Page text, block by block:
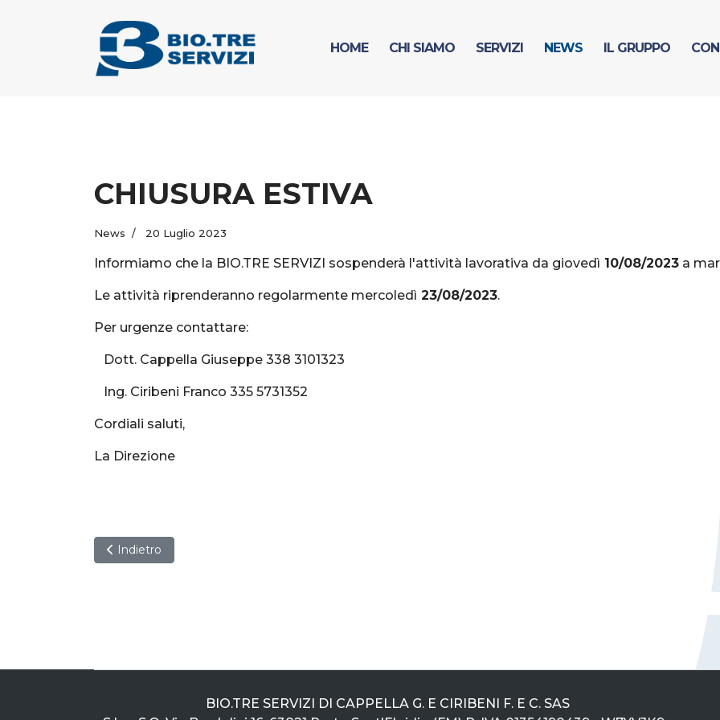
HOME CHI SIAMO SERVIZI NEWS IL GRUPPO
CHIUSURA ESTIVA
News 20 Luglio 2023
Informiamo che la BIO.TRE SERVIZI sospenderà l'attività lavorativa da giovedì 10/08/2023 a
Le attività riprenderanno regolarmente mercoledì 23/08/2023.
Per urgenze contattare:
Dott. Cappella Giuseppe 338 3101323
Ing. Ciribeni Franco 335 5731352
Cordiali saluti,
La Direzione
Articolo precedente: Riduzione Tasso Inail
Indietro
BIO.TRE SERVIZI DI CAPPELLA G. E CIRIBENI F. E C. SAS